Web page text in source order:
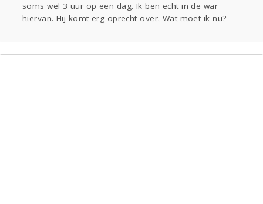
soms wel 3 uur op een dag. Ik ben echt in de war
hiervan. Hij komt erg oprecht over. Wat moet ik nu?